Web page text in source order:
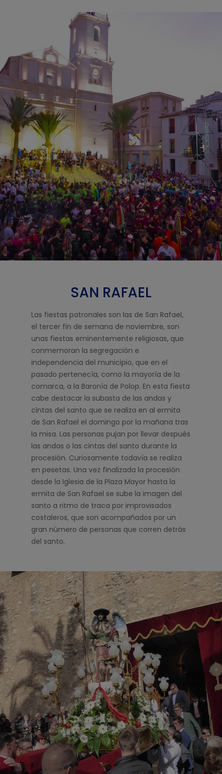
SAN RAFAEL
Las fiestas patronales son las de San Rafael,
el tercer fin de semana de noviembre, son
unas fiestas eminentemente religiosas, que
conmemoran la segregación e
independencia del municipio, que en el
pasado pertenecía, como la mayoría de la
comarca, a la Baronía de Polop. En esta fiesta
cabe destacar la subasta de las andas y
cintas del santo que se realiza en al ermita
de San Rafael el domingo por la mañana tras
la misa. Las personas pujan por llevar después
las andas o las cintas del santo durante la
procesión. Curiosamente todavía se realiza
en pesetas. Una vez finalizada la procesión
desde la Iglesia de la Plaza Mayor hasta la
ermita de San Rafael se sube la imagen del
santo a ritmo de traca por improvisados
costaleros, que son acompañados por un
gran número de personas que corren detrás
del santo.